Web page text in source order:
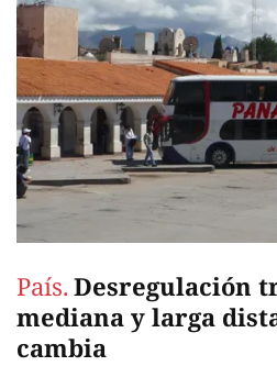
País. Desregulación
mediana y larga
cambia